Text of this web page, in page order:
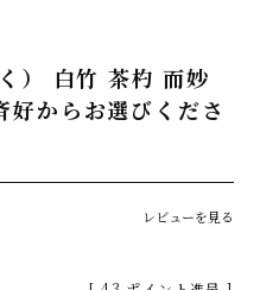
） 白竹 茶杓 而妙
好からお選びくださ
レビューを見る